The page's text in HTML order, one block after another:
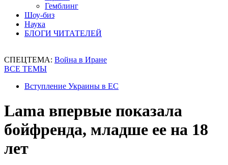
Гемблинг
Шоу-биз
Наука
БЛОГИ ЧИТАТЕЛЕЙ
СПЕЦТЕМА: Война в Иране
ВСЕ ТЕМЫ
Вступление Украины в ЕС
Lama впервые показала
бойфренда, младше ее на 18
лет